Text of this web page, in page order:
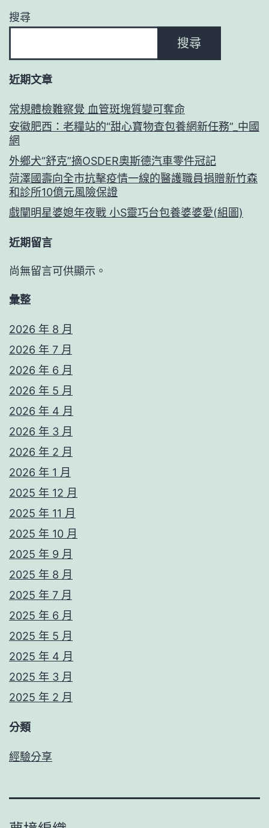
搜尋
搜尋
近期文章
常規體檢難察覺 血管斑塊質變可奪命
安徽肥西：老糧站的“甜心寶物查包養網新任務”_中國
網
外鄉犬“舒克”摘OSDER奧斯德汽車零件冠記
菏澤國壽向全市抗擊疫情一線的醫護職員捐贈新竹森
和診所10億元風險保證
戲闡明星婆媳年夜戰 小S靈巧台包養婆婆愛(組圖)
近期留言
尚無留言可供顯示。
彙整
2026 年 8 月
2026 年 7 月
2026 年 6 月
2026 年 5 月
2026 年 4 月
2026 年 3 月
2026 年 2 月
2026 年 1 月
2025 年 12 月
2025 年 11 月
2025 年 10 月
2025 年 9 月
2025 年 8 月
2025 年 7 月
2025 年 6 月
2025 年 5 月
2025 年 4 月
2025 年 3 月
2025 年 2 月
分類
經驗分享